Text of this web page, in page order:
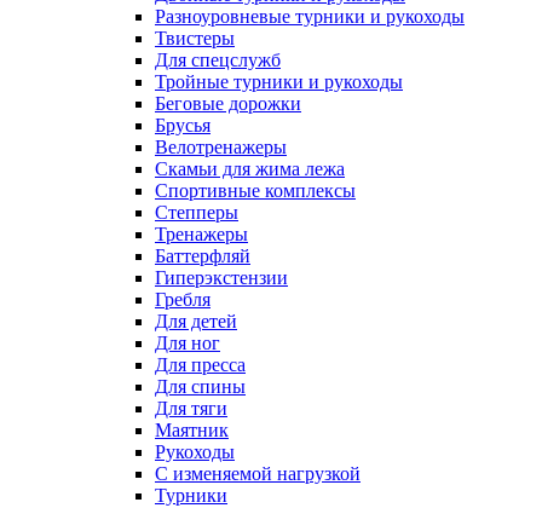
Разноуровневые турники и рукоходы
Твистеры
Для спецслужб
Тройные турники и рукоходы
Беговые дорожки
Брусья
Велотренажеры
Скамьи для жима лежа
Спортивные комплексы
Степперы
Тренажеры
Баттерфляй
Гиперэкстензии
Гребля
Для детей
Для ног
Для пресса
Для спины
Для тяги
Маятник
Рукоходы
С изменяемой нагрузкой
Турники